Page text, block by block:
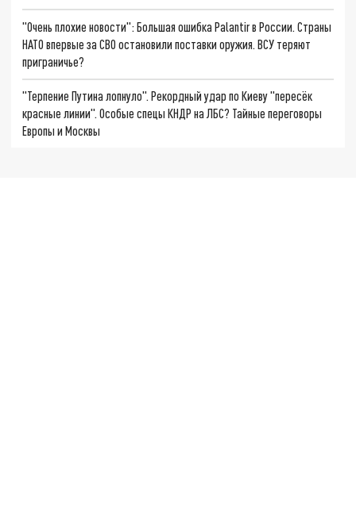
"Очень плохие новости": Большая ошибка Palantir в России. Страны
НАТО впервые за СВО остановили поставки оружия. ВСУ теряют
приграничье?
"Терпение Путина лопнуло". Рекордный удар по Киеву "пересёк
красные линии". Особые спецы КНДР на ЛБС? Тайные переговоры
Европы и Москвы